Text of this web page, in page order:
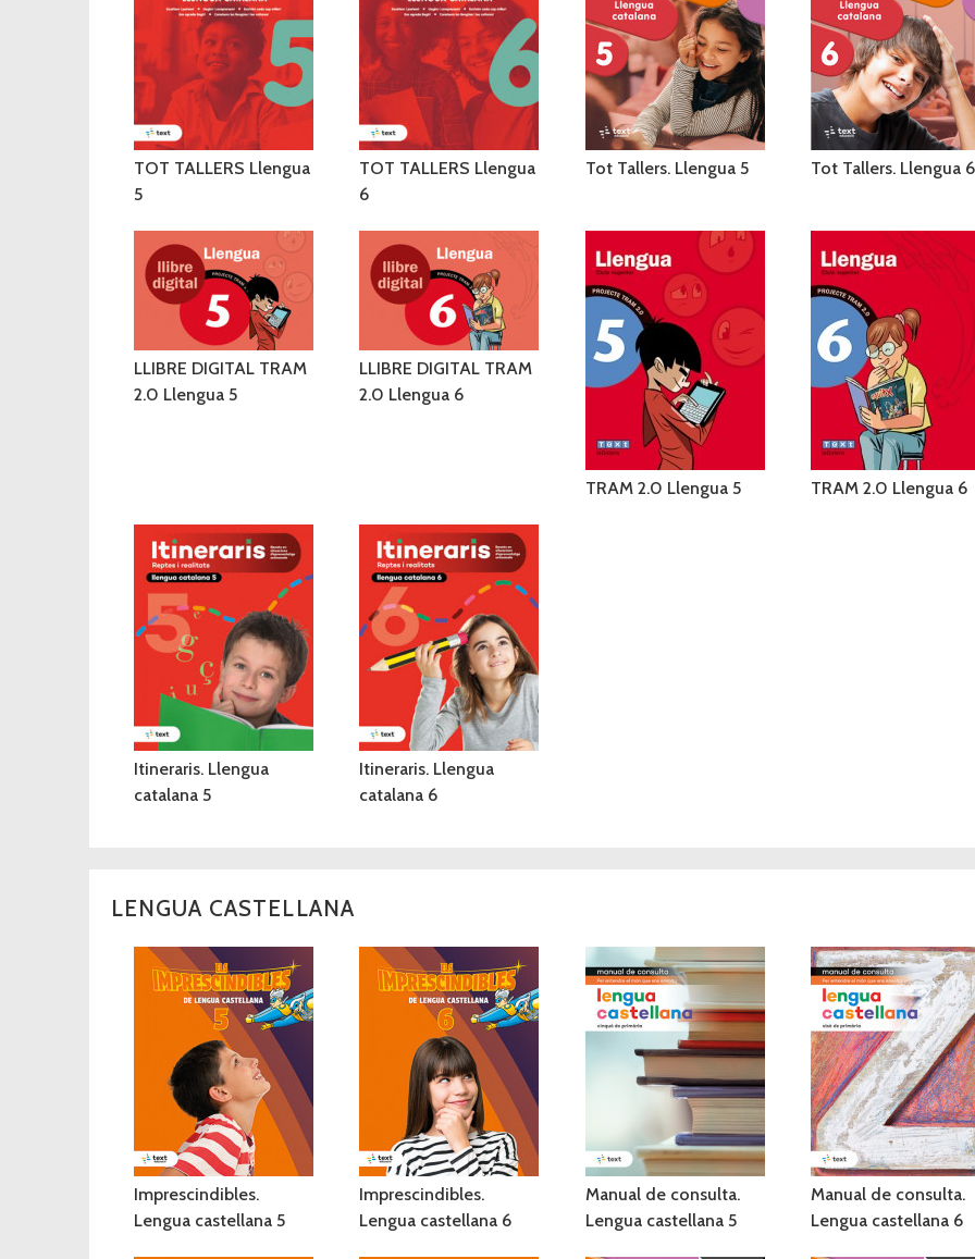
TOT TALLERS Llengua
5
TOT TALLERS Llengua
6
Tot Tallers. Llengua 5 Tot Tallers. Llengua 6
LLIBRE DIGITAL TRAM
2.0 Llengua 5
LLIBRE DIGITAL TRAM
2.0 Llengua 6
TRAM 2.0 Llengua 5 TRAM 2.0 Llengua 6
Itineraris. Llengua
catalana 5
Itineraris. Llengua
catalana 6
LENGUA CASTELLANA
Imprescindibles.
Lengua castellana 5
Imprescindibles.
Lengua castellana 6
Manual de consulta.
Lengua castellana 5
Manual de consulta.
Lengua castellana 6